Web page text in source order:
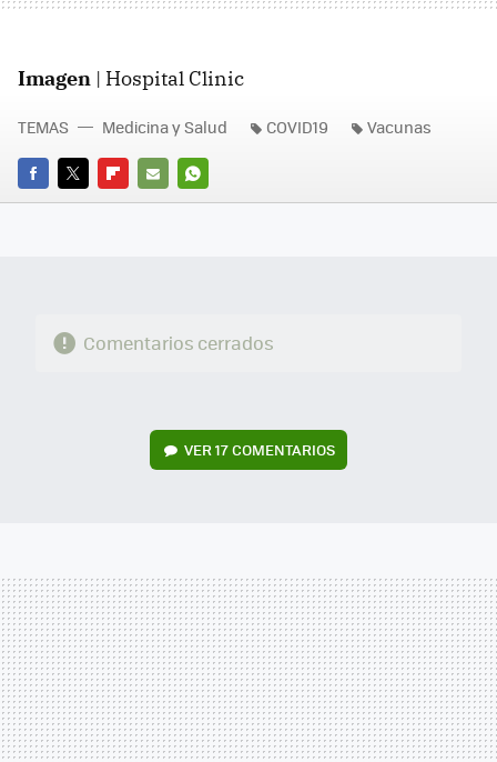
Imagen | Hospital Clinic
FACEBOOK
TWITTERFLIPBOARD
E-
WHATSAPP
TEMAS Medicina y Salud COVID19 Vacunas
Comentarios cerrados
VER17 COMENTARIOS